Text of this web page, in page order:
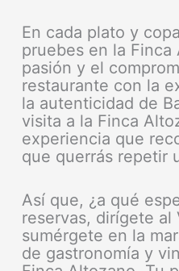
En cada plato y
pruebes en la
pasión y el
restaurante con la
la autenticidad de
visita a la Finca
experiencia que
que querrás repetir
Así que, ¿a qué
reservas, dirígete al
sumérgete en la
de gastronomía y